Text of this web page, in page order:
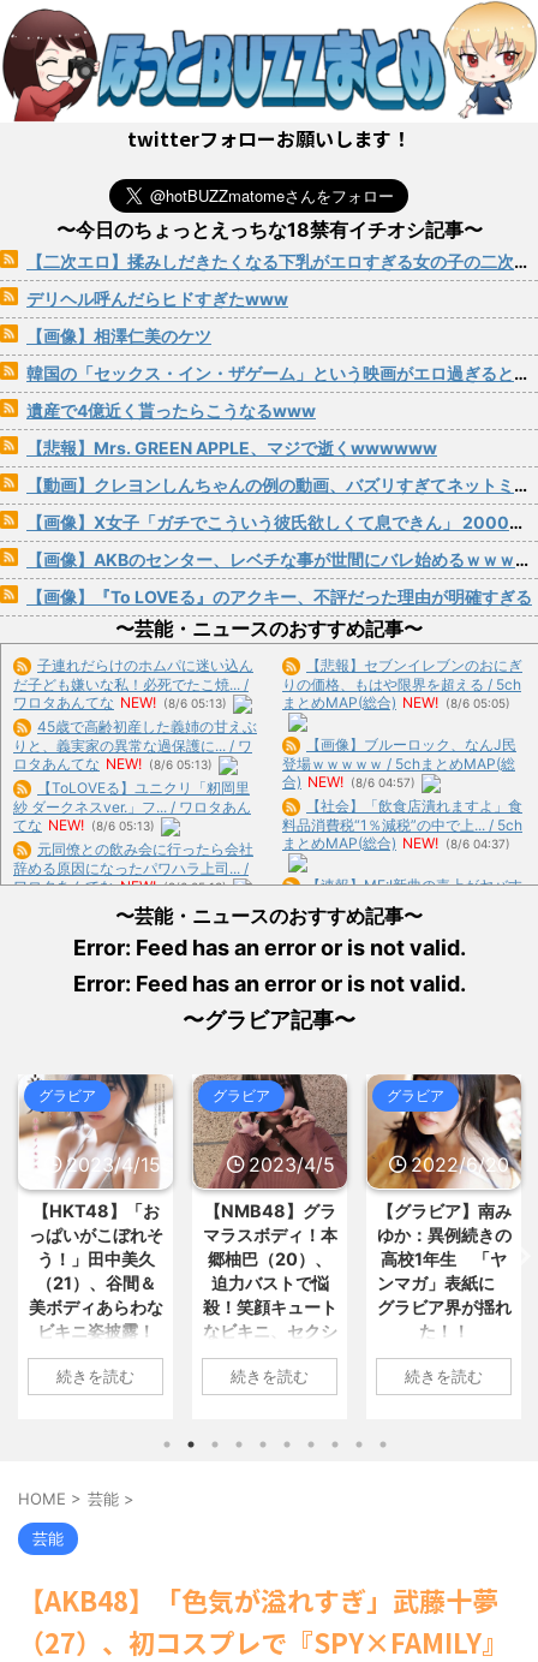
twitterフォローお願いします！
〜今日のちょっとえっちな18禁有イチオシ記事〜
【二次エロ】揉みしだきたくなる下乳がエロすぎる女の子の二次画像 その29
デリヘル呼んだらヒドすぎたwww
【画像】相澤仁美のケツ
韓国の「セックス・イン・ザゲーム」という映画がエロ過ぎると話題にｗｗｗ
遺産で4億近く貰ったらこうなるwww
【悲報】Mrs. GREEN APPLE、マジで逝くwwwwww
【動画】クレヨンしんちゃんの例の動画、バズリすぎてネットミームと化すｗｗｗｗ
【画像】X女子「ガチでこういう彼氏欲しくて息できん」 2000万バズ
【画像】AKBのセンター、レベチな事が世間にバレ始めるｗｗｗｗｗｗｗ
【画像】『To LOVEる』のアクキー、不評だった理由が明確すぎる
〜芸能・ニュースのおすすめ記事〜
子連れだらけのホムパに迷い込ん
だ子ども嫌いな私！必死でたこ焼... /
ワロタあんてな NEW! (8/6 05:13)
45歳で高齢初産した義姉の甘えぶ
りと、義実家の異常な過保護に... / ワ
ロタあんてな NEW! (8/6 05:13)
【ToLOVEる】ユニクリ「籾岡里
紗 ダークネスver.」フ... / ワロタあん
てな NEW! (8/6 05:13)
元同僚との飲み会に行ったら会社
辞める原因になったパワハラ上司... /
ワロタあんてな NEW! (8/6 05:13)
【トミカ】新シリーズ「トミカ ク
ロスレスキュー」 始動 / ワロタあん
NEW! (8/6 05:13)
た→…カップルとバトルしてあわ... /
(8/6 04:13)
とめ : おすすめ NEW! (8/6 04:09)
【悲報】医者「娘さん、ダウン症
です」キラキラ女さん「人生終わ... /
おまとめ : おすすめ NEW! (8/6 04:09)
女「飲み会でモテたい男はトイレ
に行く時スマホを置いていけ」 / おま
とめ : おすすめ NEW! (8/6 04:00)
コロコロ楽し。落ちていたアルミ
缶を転がして遊ぶ野生のハリネズ... /
おまとめ : おすすめ NEW! (8/6 03:55)
【信長の野望・新生】米問屋をど
気になるニュースまとめアンテナ
(8/29 00:02)
なるニュースまとめアンテナ
(8/29
【悲報】乃木中３０ｔｈヒット祈
願が死ぬほど / 気になるニュースまと
めアンテナ
【モバマスSS】志希「苺の美味し
になるニュースまとめアンテナ (8/29
00:00)
【速報】スプラトゥーン公式、謝
罪 / 気になるニュースまとめアンテナ
【悲報】セブンイレブンのおにぎ
りの価格、もはや限界を超える / 5ch
まとめMAP(総合) NEW! (8/6 05:05)
【画像】ブルーロック、なんJ民
登場ｗｗｗｗｗ / 5chまとめMAP(総
合) NEW! (8/6 04:57)
【社会】「飲食店潰れますよ」食
料品消費税“1％減税”の中で上... / 5ch
まとめMAP(総合) NEW! (8/6 04:37)
【速報】ME:I新曲の売上がヤバす
ぎる結果に・・・ / 5chまとめ
MAP(総合) NEW! (8/6 04:29)
【衝撃】0歳児を玄関に置き去り
5chまとめMAP(総合) NEW!
【悲報】共同通信「高市総理、避
兵庫県の左派の既得利権を斎藤知
事が全面廃止、「県が何をするね... /
いーあんてな(#ﾟｗﾟ) (8/6 02:16)
格安電気代のためにインフラ投資
を怠った韓国、朝鮮半島全域を猛... /
いーあんてな(#ﾟｗﾟ) (8/6 02:16)
（ ´_ゝ`） 蓮舫さん、ｘに投稿さ
れた被災地視察の高市首相... / いーあ
んてな(#ﾟｗﾟ)
(8/6 02:16)
中国「大洪水！」中国ダム「決
壊」地元民「公式発表より死者多い...
/ いーあんてな(#ﾟｗﾟ) (8/6 02:16)
海外「日本よ、お前がナンバーワ
ゅーすなう！ まとめアンテナ
22:36)
ゅーすなう！ まとめアンテナ
たアジア人短小男♂、爆笑されて... /
にゅーすなう！ まとめアンテナ
海外「日本よ、お前がナンバーワ
〜芸能・ニュースのおすすめ記事〜
Error: Feed has an error or is not valid.
Error: Feed has an error or is not valid.
〜グラビア記事〜
グラビア
2023/4/5
【NMB48】グラ
マラスボディ！本
郷柚巴（20）、
迫力バストで悩
殺！笑顔キュート
なビキニ、セクシ
ーニット、ランジ
ェリー姿披露
NMB48の本郷柚巴
が、漫画誌『ヤン
グアニマル』（白
イト『ヤングアニ
マルWeb』のグラ
ビアに初登場し
続きを読む
グラビア
2022/6/20
【グラビア】南み
ゆか：異例続きの
高校1年生 「ヤ
ンマガ」表紙に
グラビア界が揺れ
た！！
1: 名無しさん
2022/06/20(月)
「OS☆K」の南み
ゆかさんが、6月
20日発売のマンガ
続きを読む
グラビア
2022/6/18
【速報です!!!】中
川翔子「写真集」
2位 8キロ減の
ランジェリーカッ
トほか「今まで以
上に攻めた」過去
最高に色っぽ
い“しょこたん”満
1: 名無しさん
ルミライ』（講談
部を売り上げ、
続きを読む
HOME > 芸能 >
芸能
【AKB48】「色気が溢れすぎ」武藤十夢
（27）、初コスプレで『SPY×FAMILY』